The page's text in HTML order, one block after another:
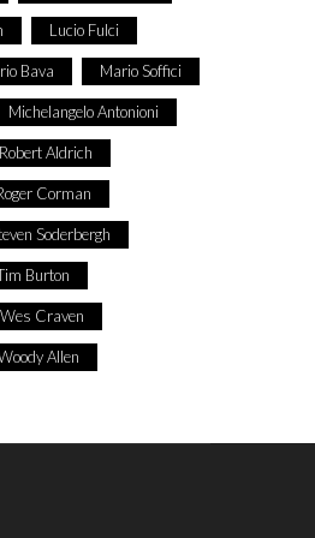
Lucio Fulci
Bava Mario Soffici
Michelangelo Antonioni
Robert Aldrich
Corman
Soderbergh
Burton
Wes Craven
Allen